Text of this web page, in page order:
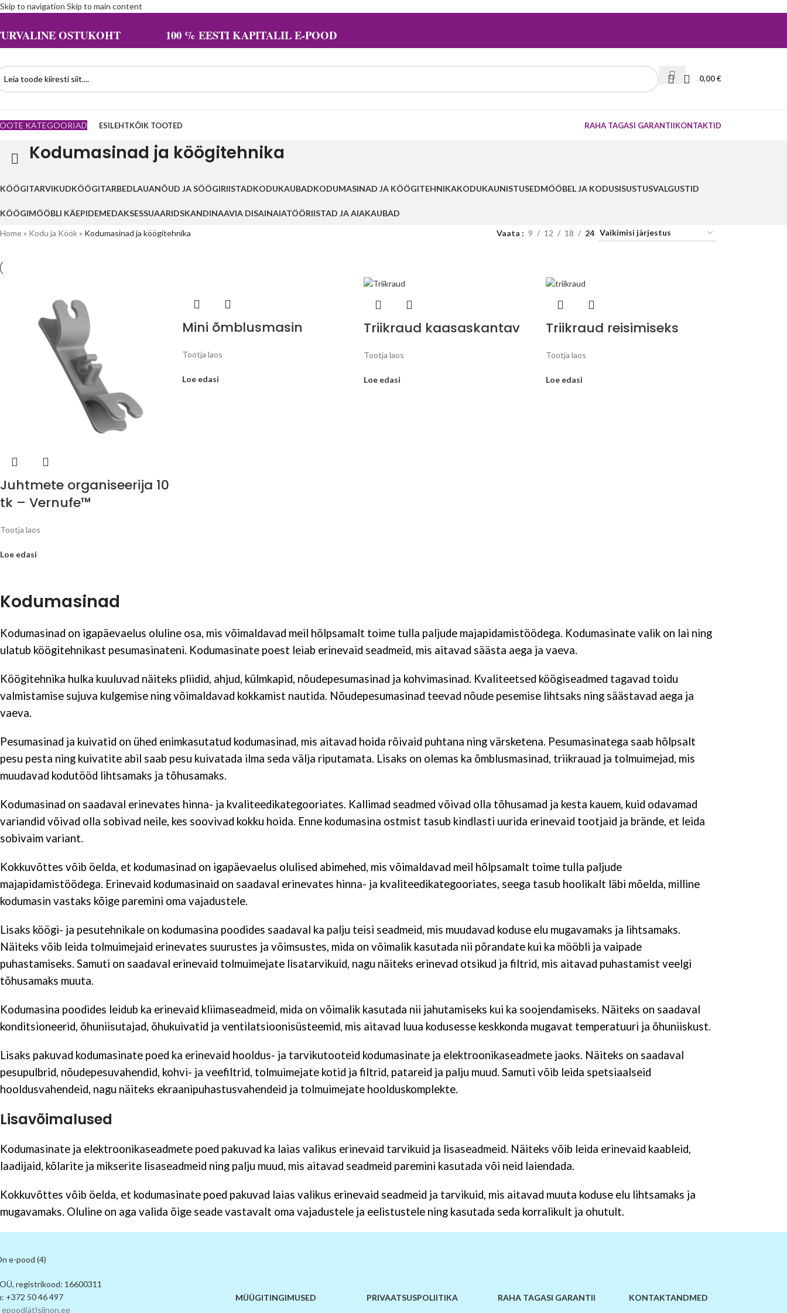
Skip to navigation Skip to main content
OSTUKOHT 100 % EESTI KAPITALIL E-POOD
0,00€
KATEGOORIAD ESILEHTKÕIK TOOTED RAHA TAGASI GARANTIIKONTAKTID
Kodumasinad ja köögitehnika
KÖÖGITARVIKUDKÖÖGITARBEDLAUANÕUD JA SÖÖGIRIISTADKODUKAUBADKODUMASINAD JA KÖÖGITEHNIKAKODUKAUNISTUSEDMÖÖBEL JA KODUSISUSTUSVALGUSTID
KÖÖGIMÖÖBLI KÄEPIDEMEDAKSESSUAARIDSKANDINAAVIA DISAINAIATÖÖRIISTAD JA AIAKAUBAD
Home» Kodu ja Köök» Kodumasinad ja köögitehnika Vaata 9 12 18 24
Juhtmete organiseerija 10
tk – Vernufe™
Tootja laos
Loe edasi
Mini õmblusmasin
Tootja laos
Loe edasi
Triikraud kaasaskantav
Tootja laos
Loe edasi
Triikraud reisimiseks
Tootja laos
Loe edasi
Kodumasinad
Kodumasinad on igapäevaelus oluline osa, mis võimaldavad meil hõlpsamalt toime tulla paljude majapidamistöödega. Kodumasinate valik on lai ning
ulatub köögitehnikast pesumasinateni. Kodumasinate poest leiab erinevaid seadmeid, mis aitavad säästa aega ja vaeva.
Köögitehnika hulka kuuluvad näiteks pliidid, ahjud, külmkapid, nõudepesumasinad ja kohvimasinad. Kvaliteetsed köögiseadmed tagavad toidu
valmistamise sujuva kulgemise ning võimaldavad kokkamist nautida. Nõudepesumasinad teevad nõude pesemise lihtsaks ning säästavad aega ja
vaeva.
Pesumasinad ja kuivatid on ühed enimkasutatud kodumasinad, mis aitavad hoida rõivaid puhtana ning värsketena. Pesumasinatega saab hõlpsalt
pesu pesta ning kuivatite abil saab pesu kuivatada ilma seda välja riputamata. Lisaks on olemas ka õmblusmasinad, triikrauad ja tolmuimejad, mis
muudavad kodutööd lihtsamaks ja tõhusamaks.
Kodumasinad on saadaval erinevates hinna- ja kvaliteedikategooriates. Kallimad seadmed võivad olla tõhusamad ja kesta kauem, kuid odavamad
variandid võivad olla sobivad neile, kes soovivad kokku hoida. Enne kodumasina ostmist tasub kindlasti uurida erinevaid tootjaid ja brände, et leida
sobivaim variant.
Kokkuvõttes võib öelda, et kodumasinad on igapäevaelus olulised abimehed, mis võimaldavad meil hõlpsamalt toime tulla paljude
majapidamistöödega. Erinevaid kodumasinaid on saadaval erinevates hinna- ja kvaliteedikategooriates, seega tasub hoolikalt läbi mõelda, milline
kodumasin vastaks kõige paremini oma vajadustele.
Lisaks köögi- ja pesutehnikale on kodumasina poodides saadaval ka palju teisi seadmeid, mis muudavad koduse elu mugavamaks ja lihtsamaks.
Näiteks võib leida tolmuimejaid erinevates suurustes ja võimsustes, mida on võimalik kasutada nii põrandate kui ka mööbli ja vaipade
puhastamiseks. Samuti on saadaval erinevaid tolmuimejate lisatarvikuid, nagu näiteks erinevad otsikud ja filtrid, mis aitavad puhastamist veelgi
tõhusamaks muuta.
Kodumasina poodides leidub ka erinevaid kliimaseadmeid, mida on võimalik kasutada nii jahutamiseks kui ka soojendamiseks. Näiteks on saadaval
konditsioneerid, õhuniisutajad, õhukuivatid ja ventilatsioonisüsteemid, mis aitavad luua kodusesse keskkonda mugavat temperatuuri ja õhuniiskust.
Lisaks pakuvad kodumasinate poed ka erinevaid hooldus- ja tarvikutooteid kodumasinate ja elektroonikaseadmete jaoks. Näiteks on saadaval
pesupulbrid, nõudepesuvahendid, kohvi- ja veefiltrid, tolmuimejate kotid ja filtrid, patareid ja palju muud. Samuti võib leida spetsiaalseid
hooldusvahendeid, nagu näiteks ekraanipuhastusvahendeid ja tolmuimejate hoolduskomplekte.
Lisavõimalused
Kodumasinate ja elektroonikaseadmete poed pakuvad ka laias valikus erinevaid tarvikuid ja lisaseadmeid. Näiteks võib leida erinevaid kaableid,
laadijaid, kõlarite ja mikserite lisaseadmeid ning palju muud, mis aitavad seadmeid paremini kasutada või neid laiendada.
Kokkuvõttes võib öelda, et kodumasinate poed pakuvad laias valikus erinevaid seadmeid ja tarvikuid, mis aitavad muuta koduse elu lihtsamaks ja
mugavamaks. Oluline on aga valida õige seade vastavalt oma vajadustele ja eelistustele ning kasutada seda korralikult ja ohutult.
registrikood: 16600311
+372 50 46 497
MÜÜGITINGIMUSED PRIVAATSUSPOLIITIKA RAHA TAGASI GARANTII KONTAKTANDMED